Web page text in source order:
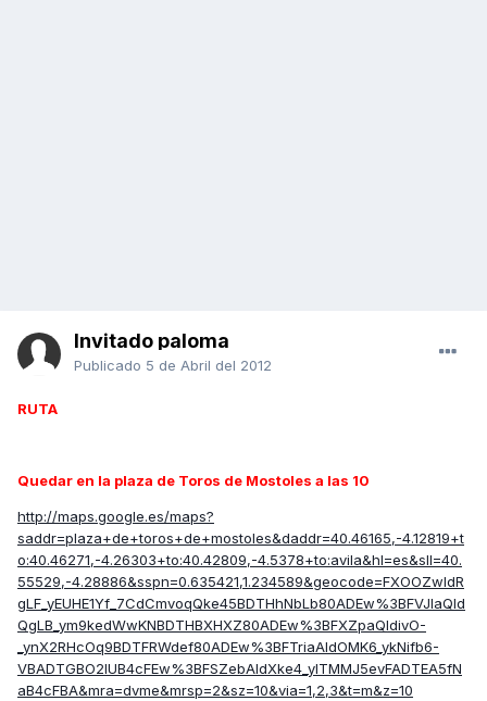
Invitado paloma
Publicado 5 de Abril del 2012
RUTA
Quedar en la plaza de Toros de Mostoles a las 10
http://maps.google.es/maps?
saddr=plaza+de+toros+de+mostoles&daddr=40.46165,-4.12819+t
o:40.46271,-4.26303+to:40.42809,-4.5378+to:avila&hl=es&sll=40.
55529,-4.28886&sspn=0.635421,1.234589&geocode=FXOOZwIdR
gLF_yEUHE1Yf_7CdCmvoqQke45BDTHhNbLb80ADEw%3BFVJlaQId
QgLB_ym9kedWwKNBDTHBXHXZ80ADEw%3BFXZpaQIdivO-
_ynX2RHcOq9BDTFRWdef80ADEw%3BFTriaAIdOMK6_ykNifb6-
VBADTGBO2lUB4cFEw%3BFSZebAIdXke4_ylTMMJ5evFADTEA5fN
aB4cFBA&mra=dvme&mrsp=2&sz=10&via=1,2,3&t=m&z=10